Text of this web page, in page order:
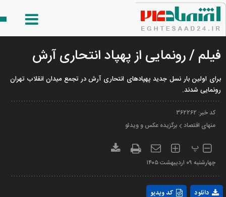
فیلم / رونمایی از پهپاد انتحاری آرش
برای اولین بار نسل جدید پهپادهای انتحاری آرش در تجمع میدان انقلاب تهران
رونمایی شدند.
کد خبر: ۳۶۲۲۶۲
منهای اقتصاد
برگزیده عکس و ویدئو
پ
چهارشنبه ۰۹ ارديبهشت ۱۴۰۵
کد ویدیو دانلود